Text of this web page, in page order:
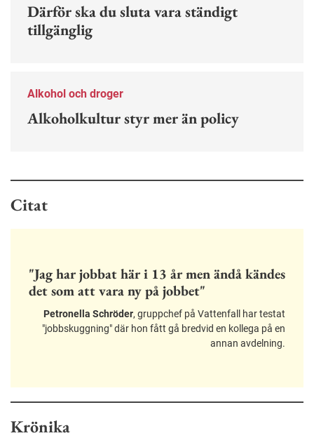
Därför ska du sluta vara ständigt
tillgänglig
Alkohol och droger
Alkoholkultur styr mer än policy
Citat
"Jag har jobbat här i 13 år men ändå kändes
det som att vara ny på jobbet"
Petronella Schröder, gruppchef på Vattenfall har testat
"jobbskuggning" där hon fått gå bredvid en kollega på en
annan avdelning.
Krönika